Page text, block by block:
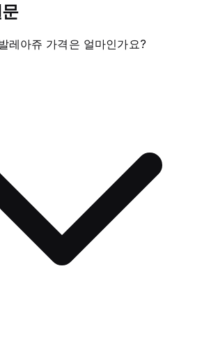
레아쥬 가격은 얼마인가요?